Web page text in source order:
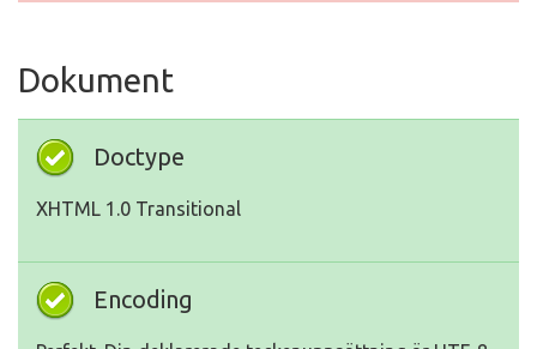
Dokument
Doctype
XHTML 1.0 Transitional
Encoding